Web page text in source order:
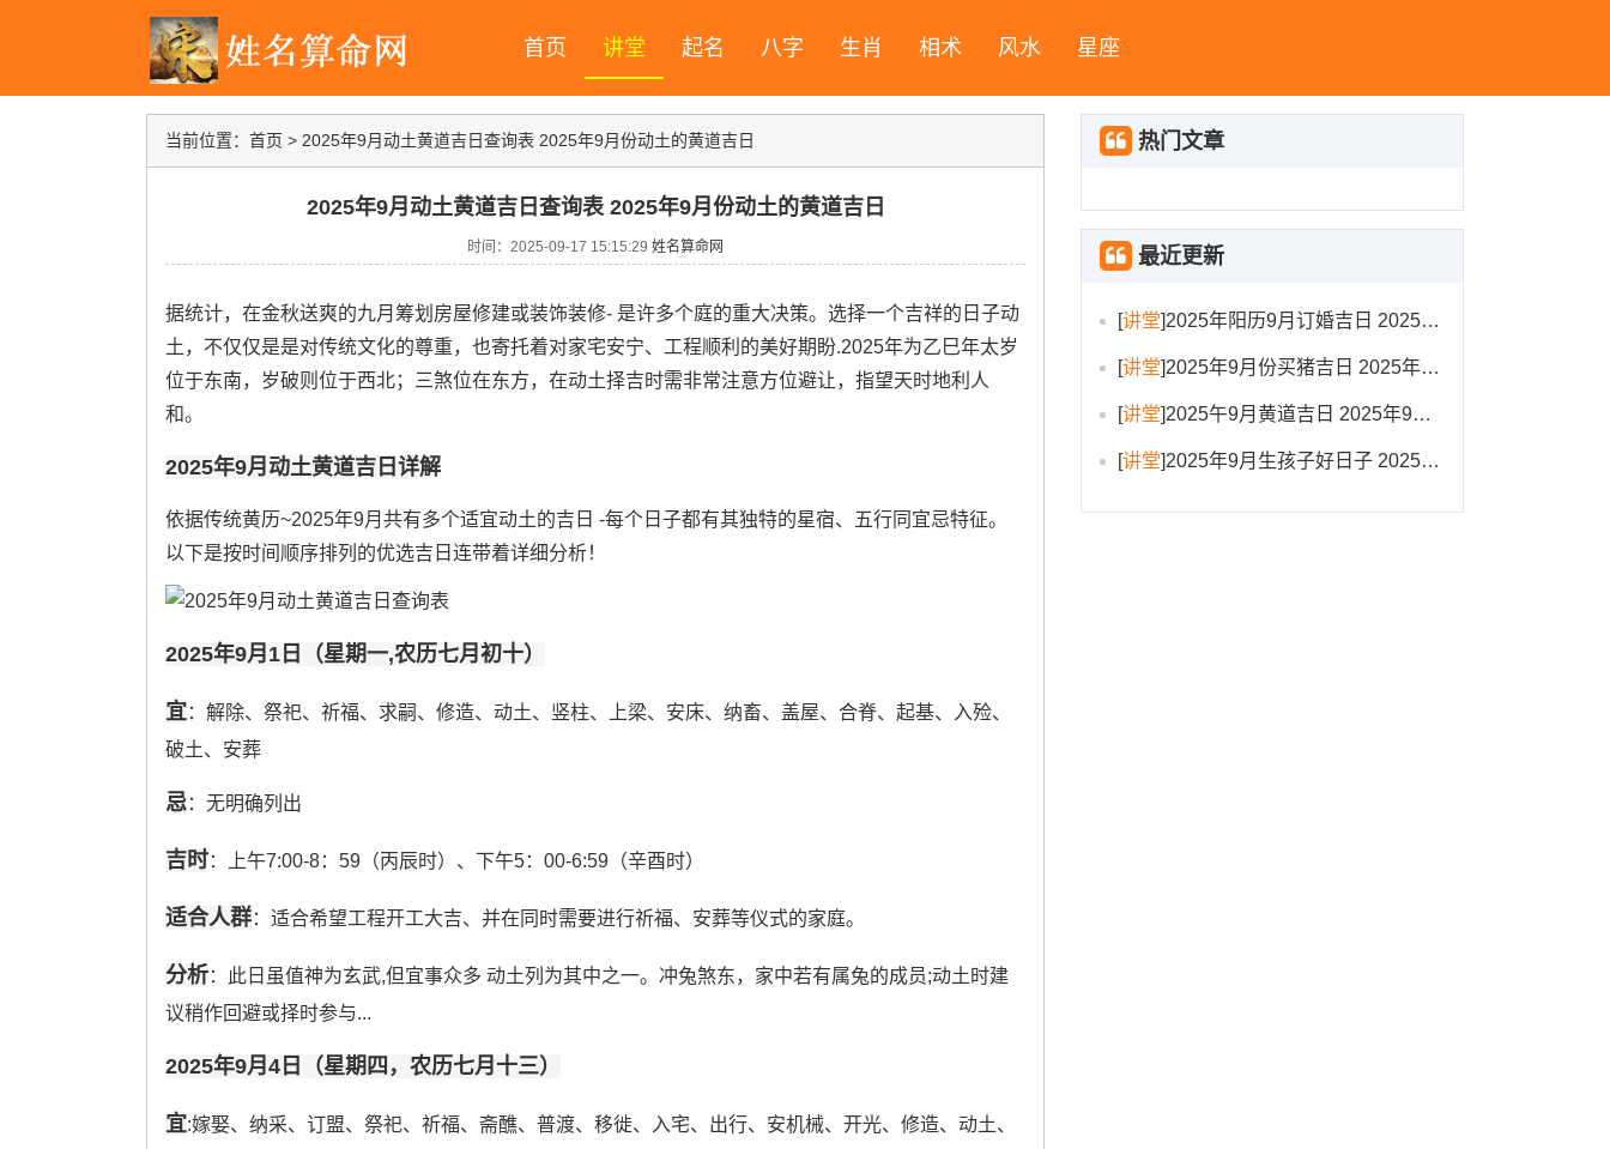
首页 讲堂 起名 八字 生肖 相术 风水 星座
当前位置： 首页 > 2025年9月动土黄道吉日查询表 2025年9月份动土的黄道吉日
2025年9月动土黄道吉日查询表 2025年9月份动土的黄道吉日
时间：2025-09-17 15:15:29 姓名算命网
据统计，在金秋送爽的九月筹划房屋修建或装饰装修- 是许多个庭的重大决策。选择一个吉祥的日子动
土，不仅仅是是对传统文化的尊重，也寄托着对家宅安宁、工程顺利的美好期盼.2025年为乙巳年太岁
位于东南，岁破则位于西北；三煞位在东方，在动土择吉时需非常注意方位避让，指望天时地利人
和。
2025年9月动土黄道吉日详解
依据传统黄历~2025年9月共有多个适宜动土的吉日 -每个日子都有其独特的星宿、五行同宜忌特征。
以下是按时间顺序排列的优选吉日连带着详细分析！
2025年9月1日（星期一,农历七月初十）
宜：解除、祭祀、祈福、求嗣、修造、动土、竖柱、上梁、安床、纳畜、盖屋、合脊、起基、入殓、
破土、安葬
忌：无明确列出
吉时：上午7:00-8：59（丙辰时）、下午5：00-6:59（辛酉时）
适合人群：适合希望工程开工大吉、并在同时需要进行祈福、安葬等仪式的家庭。
分析：此日虽值神为玄武,但宜事众多 动土列为其中之一。冲兔煞东，家中若有属兔的成员;动土时建
议稍作回避或择时参与...
2025年9月4日（星期四，农历七月十三）
宜:嫁娶、纳采、订盟、祭祀、祈福、斋醮、普渡、移徙、入宅、出行、安机械、开光、修造、动土、
热门文章
最近更新
[讲堂]2025年阳历9月订婚吉日 2025年9月订婚吉日有哪几天
[讲堂]2025年9月份买猪吉日 2025年9月买猪进圈吉日
[讲堂]2025午9月黄道吉日 2025年9月黄道吉日一览表大全
[讲堂]2025年9月生孩子好日子 2025年9月哪天生孩子比较好